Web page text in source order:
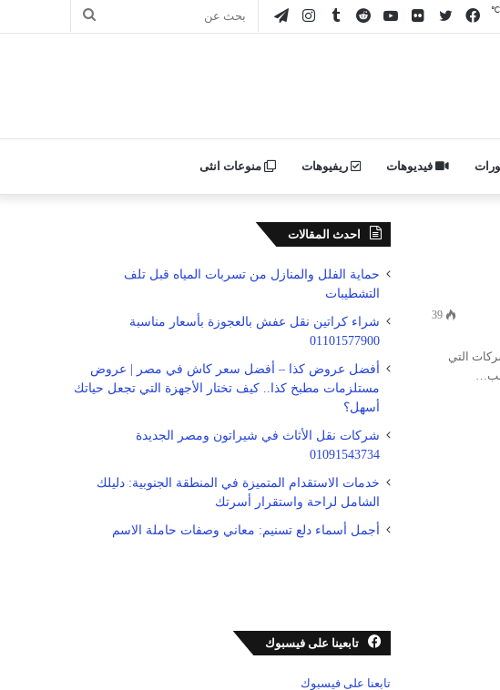
بحث تيلقرامانستقرام يوتيوبصورتويتر
فيسبوك ℃
فيديوهات ريفيوهات منوعات انثى
39
التي
احدث المقالات
حماية الفلل والمنازل من تسربات المياه قبل تلف
التشطيبات
شراء كراتين نقل عفش بالعجوزة بأسعار مناسبة
01101577900
أفضل عروض كذا – أفضل سعر كاش في مصر | عروض
مستلزمات مطبخ كذا.. كيف تختار الأجهزة التي تجعل حياتك
أسهل؟
شركات نقل الأثاث في شيراتون ومصر الجديدة
01091543734
خدمات الاستقدام المتميزة في المنطقة الجنوبية: دليلك
الشامل لراحة واستقرار أسرتك
أجمل أسماء دلع تسنيم: معاني وصفات حاملة الاسم
تابعينا على فيسبوك
تابعنا على فيسبوك